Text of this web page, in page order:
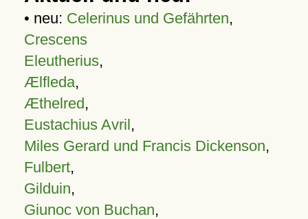
• neu: Celerinus und Gefährten,
Crescens
Eleutherius,
Ælfleda,
Æthelred,
Eustachius Avril,
Miles Gerard und Francis Dickenson,
Fulbert,
Gilduin,
Giunoc von Buchan,